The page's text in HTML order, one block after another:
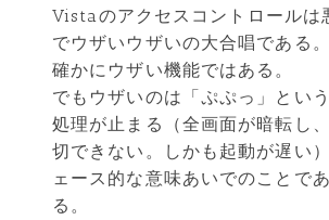
Vistaのアクセスコントロールは
でウザいウザいの大合唱である。
確かにウザい機能ではある。
でもウザいのは「ぷぷっ」とい
処理が止まる（全画面が暗転し
切できない。しかも起動が遅い
ェース的な意味あいでのことで
る。